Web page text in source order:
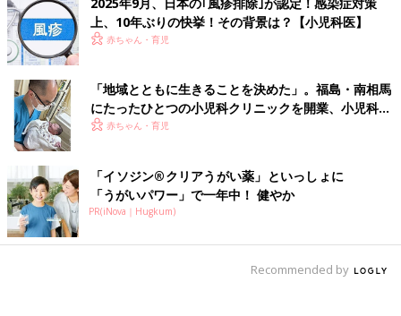
上、10年ぶりの快挙！その背景は？【小児科医】
赤ちゃん・育児
「地域とともに生きることを決めた」。福島・南相馬
にたったひとつの小児科クリニックを開業、小児科医
の現在と未来
赤ちゃん・育児
「イソジン®クリアうがい薬」といっしょに
「うがいパワー」で一年中！ 健やか
PR(iNova｜Hugkum)
Recommended by